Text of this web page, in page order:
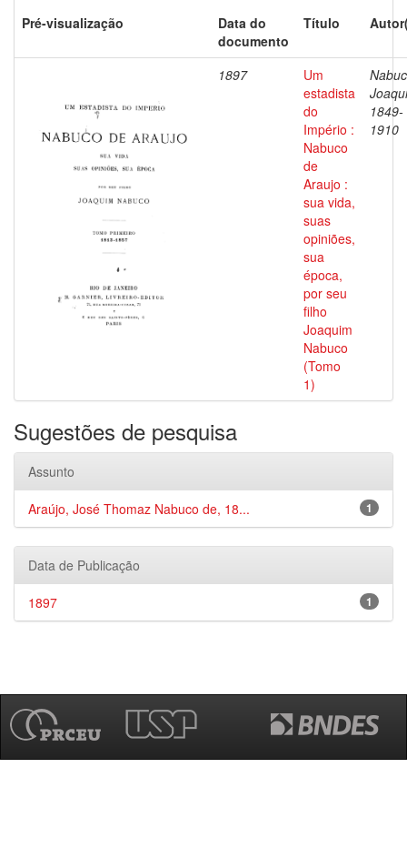
Pré-visualização
Data do
documento
Título
1897
Um
estadista
do
Império :
Nabuco
de
Araujo :
sua vida,
suas
opiniões,
sua
época,
por seu
filho
Joaquim
Nabuco
(Tomo
1)
1849-
1910
Sugestões de pesquisa
Assunto
1
Araújo, José Thomaz Nabuco de, 18...
Data de Publicação
1
1897